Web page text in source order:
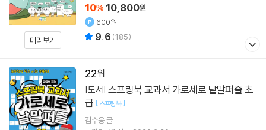
미리보기
10% 10,800원
600원
9.6 (185)
22
[도서]
급 [ 스프링북]
김수웅글